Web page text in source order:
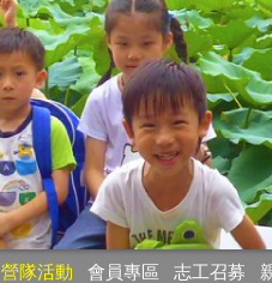
營隊活動 會員專區 志工召募